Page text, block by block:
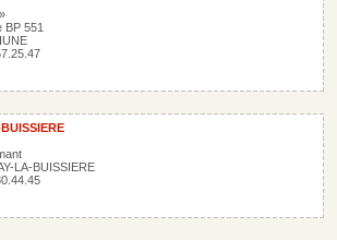
BP 551
LA-BUISSIERE